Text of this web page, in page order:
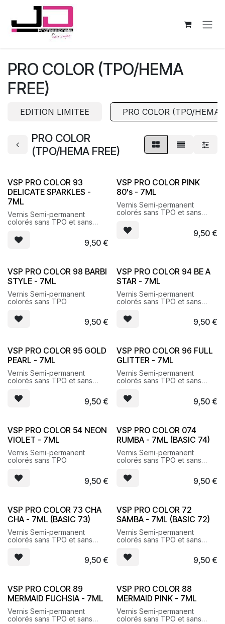
Se rendre au contenu
PRO COLOR (TPO/HEMA
FREE)
EDITION LIMITEE PRO COLOR (TPO/HEMA
PRO COLOR
(TPO/HEMA FREE)
VSP PRO COLOR 93
DELICATE SPARKLES -
7ML
Vernis Semi-permanent
colorés sans TPO et sans
9,50€
VSP PRO COLOR PINK
80's - 7ML
Vernis Semi-permanent
colorés sans TPO et sans
9,50€
VSP PRO COLOR 98 BARBI
STYLE - 7ML
Vernis Semi-permanent
colorés sans TPO
9,50€
VSP PRO COLOR 94 BE A
STAR - 7ML
Vernis Semi-permanent
colorés sans TPO et sans
9,50€
VSP PRO COLOR 95 GOLD
PEARL - 7ML
Vernis Semi-permanent
colorés sans TPO et sans
9,50€
VSP PRO COLOR 96 FULL
GLITTER - 7ML
Vernis Semi-permanent
colorés sans TPO et sans
9,50€
VSP PRO COLOR 54 NEON
VIOLET - 7ML
Vernis Semi-permanent
colorés sans TPO
9,50€
VSP PRO COLOR 074
RUMBA - 7ML (BASIC 74)
Vernis Semi-permanent
colorés sans TPO et sans
9,50€
VSP PRO COLOR 73 CHA
CHA - 7ML (BASIC 73)
Vernis Semi-permanent
colorés sans TPO et sans
9,50€
VSP PRO COLOR 72
SAMBA - 7ML (BASIC 72)
Vernis Semi-permanent
colorés sans TPO et sans
9,50€
VSP PRO COLOR 89
MERMAID FUCHSIA - 7ML
Vernis Semi-permanent
colorés sans TPO et sans
VSP PRO COLOR 88
MERMAID PINK - 7ML
Vernis Semi-permanent
colorés sans TPO et sans